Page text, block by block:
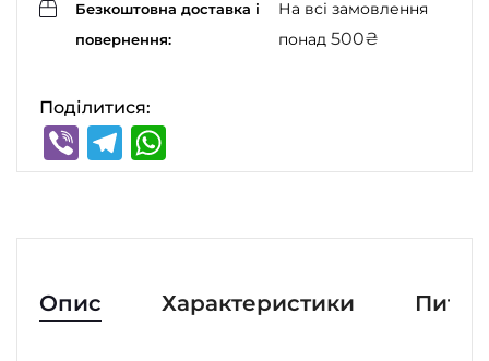
Безкоштовна доставка і
повернення:
На всі замовлення
понад 500₴
Поділитися:
ViberTelegram
Опис Характеристики